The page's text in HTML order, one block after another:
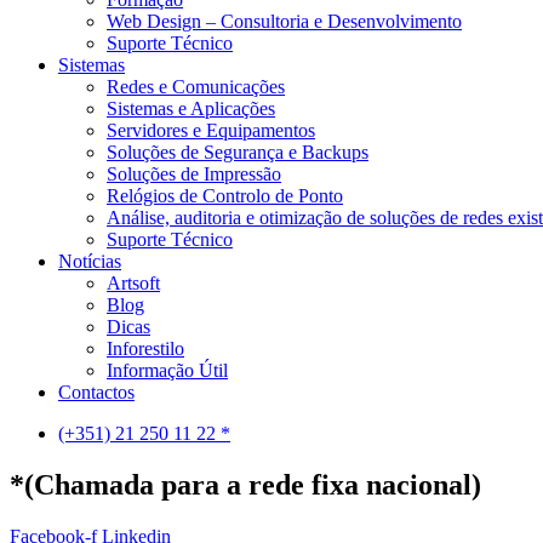
Web Design – Consultoria e Desenvolvimento
Suporte Técnico
Sistemas
Redes e Comunicações
Sistemas e Aplicações
Servidores e Equipamentos
Soluções de Segurança e Backups
Soluções de Impressão
Relógios de Controlo de Ponto
Análise, auditoria e otimização de soluções de redes
Suporte Técnico
Notícias
Artsoft
Blog
Dicas
Inforestilo
Informação Útil
Contactos
(+351) 21 250 11 22 *
*(Chamada para a rede fixa nacional)
Facebook-f Linkedin